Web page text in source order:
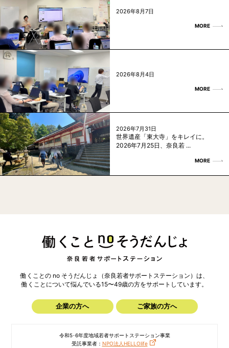
2026年8月7日
MORE
2026年8月4日
MORE
2026年7月31日
世界遺産「東大寺」をキレイに。
2026年7月25日、奈良若 ...
MORE
働くことの no そうだんじょ（奈良若者サポートステーション）は、
働くことについて悩んでいる15〜49歳の方をサポートしています。
企業の方へ ご家族の方へ
令和5･6年度地域若者サポートステーション事業
受託事業者： NPO法人HELLOlife